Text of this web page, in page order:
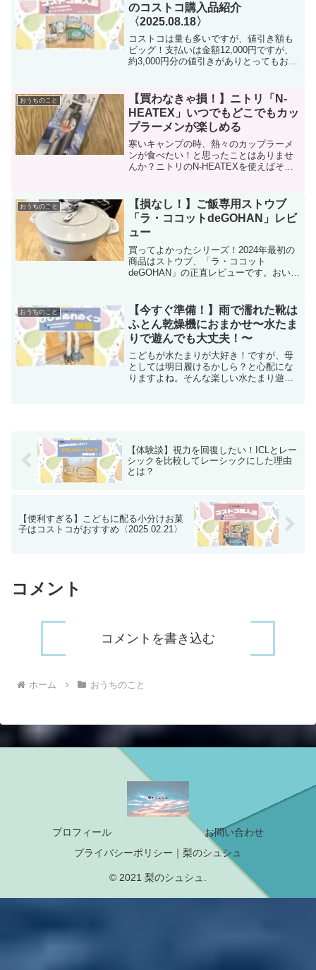
のコストコ購入品紹介
〈2025.08.18〉
コストコは量も多いですが、値引き額も
ビッグ！支払いは金額12,000円ですが、
約3,000円分の値引きがありとってもお
ください。
おうちのこと
【買わなきゃ損！】ニトリ「N-
HEATEX」いつでもどこでもカッ
プラーメンが楽しめる
寒いキャンプの時、熱々のカップラーメ
ンが食べたい！と思ったことはありませ
んか？ニトリのN-HEATEXを使えばその
ます。興味がある方はぜひご覧くださ
い。
おうちのこと
【損なし！】ご飯専用ストウブ
「ラ・ココットdeGOHAN」レビ
ュー
買ってよかったシリーズ！2024年最初の
商品はストウブ、「ラ・ココット
deGOHAN」の正直レビューです。おいし
ます。購入を悩んでいる方はぜひお読み
ください♪
おうちのこと
【今すぐ準備！】雨で濡れた靴は
ふとん乾燥機におまかせ〜水たま
りで遊んでも大丈夫！〜
こどもが水たまりが大好き！ですが、母
としては明日履けるかしら？と心配にな
りますよね。そんな楽しい水たまり遊び
【体験談】視力を回復したい！ICLとレー
シックを比較してレーシックにした理由
とは？
【便利すぎる】こどもに配る小分けお菓
子はコストコがおすすめ〈2025.02.21〉
コメント
コメントを書き込む
ホーム おうちのこと
プロフィール
お問い合わせ
プライバシーポリシー｜梨のシュシュ
© 2021 梨のシュシュ.